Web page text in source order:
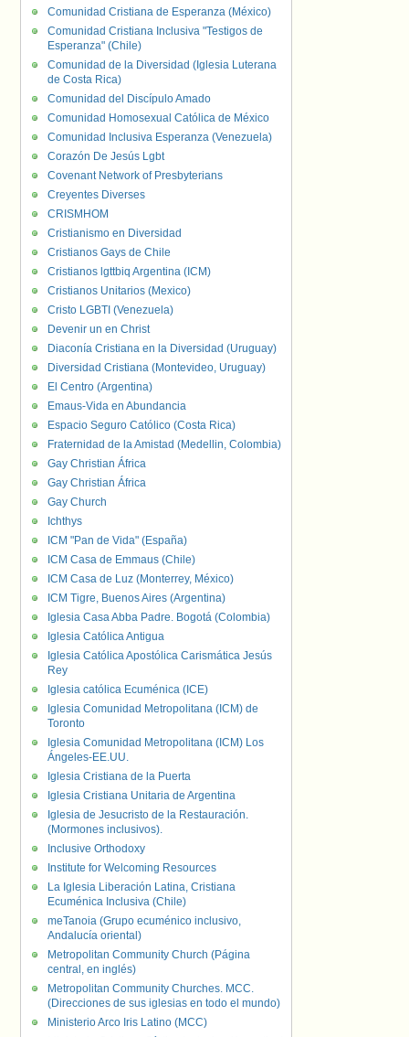
Comunidad Cristiana de Esperanza (México)
Comunidad Cristiana Inclusiva "Testigos de
Esperanza" (Chile)
Comunidad de la Diversidad (Iglesia Luterana
de Costa Rica)
Comunidad del Discípulo Amado
Comunidad Homosexual Católica de México
Comunidad Inclusiva Esperanza (Venezuela)
Corazón De Jesús Lgbt
Covenant Network of Presbyterians
Creyentes Diverses
CRISMHOM
Cristianismo en Diversidad
Cristianos Gays de Chile
Cristianos lgttbiq Argentina (ICM)
Cristianos Unitarios (Mexico)
Cristo LGBTI (Venezuela)
Devenir un en Christ
Diaconía Cristiana en la Diversidad (Uruguay)
Diversidad Cristiana (Montevideo, Uruguay)
El Centro (Argentina)
Emaus-Vida en Abundancia
Espacio Seguro Católico (Costa Rica)
Fraternidad de la Amistad (Medellin, Colombia)
Gay Christian África
Gay Christian África
Gay Church
Ichthys
ICM "Pan de Vida" (España)
ICM Casa de Emmaus (Chile)
ICM Casa de Luz (Monterrey, México)
ICM Tigre, Buenos Aires (Argentina)
Iglesia Casa Abba Padre. Bogotá (Colombia)
Iglesia Católica Antigua
Iglesia Católica Apostólica Carismática Jesús
Rey
Iglesia católica Ecuménica (ICE)
Iglesia Comunidad Metropolitana (ICM) de
Toronto
Iglesia Comunidad Metropolitana (ICM) Los
Ángeles-EE.UU.
Iglesia Cristiana de la Puerta
Iglesia Cristiana Unitaria de Argentina
Iglesia de Jesucristo de la Restauración.
(Mormones inclusivos).
Inclusive Orthodoxy
Institute for Welcoming Resources
La Iglesia Liberación Latina, Cristiana
Ecuménica Inclusiva (Chile)
meTanoia (Grupo ecuménico inclusivo,
Andalucía oriental)
Metropolitan Community Church (Página
central, en inglés)
Metropolitan Community Churches. MCC.
(Direcciones de sus iglesias en todo el mundo)
Ministerio Arco Iris Latino (MCC)